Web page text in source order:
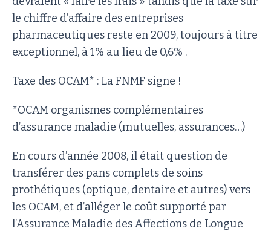
le chiffre d’affaire des entreprises
pharmaceutiques reste en 2009, toujours à titre
exceptionnel, à 1% au lieu de 0,6% .
Taxe des OCAM* : La FNMF signe !
*OCAM organismes complémentaires
d’assurance maladie (mutuelles, assurances…)
En cours d’année 2008, il était question de
transférer des pans complets de soins
prothétiques (optique, dentaire et autres) vers
les OCAM, et d’alléger le coût supporté par
l’Assurance Maladie des Affections de Longue